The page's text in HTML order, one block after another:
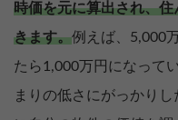
時価を元に算出され、
きます。例えば、5,000
たら1,000万円になって
まりの低さにがっかり